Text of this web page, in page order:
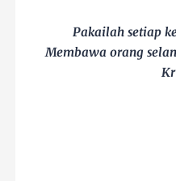
Pakailah setiap
Membawa orang